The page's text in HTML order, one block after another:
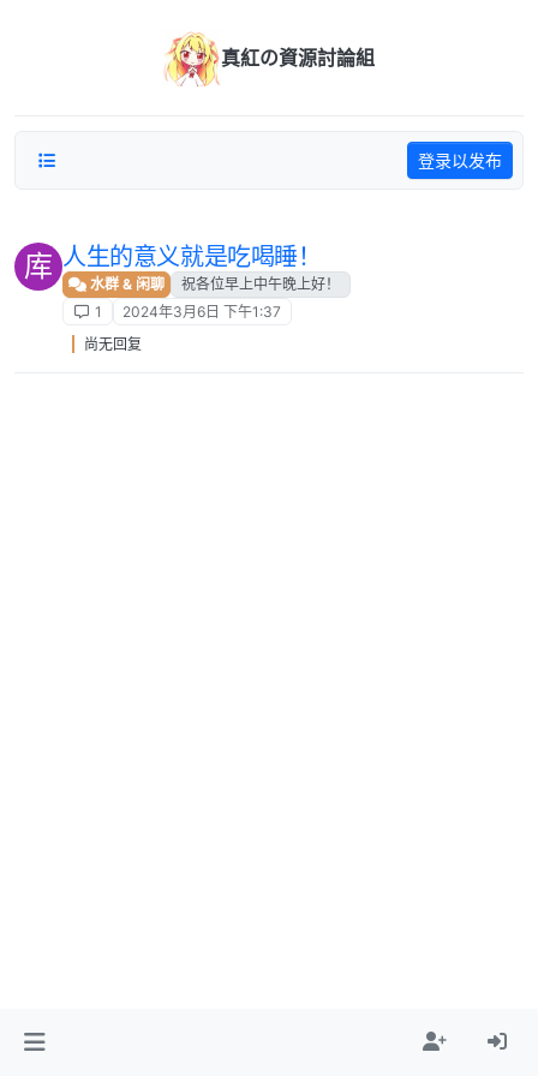
真紅の資源討論組
登录以发布
库 人生的意义就是吃喝睡！
水群 & 闲聊
祝各位早上中午晚上好！
1
2024年3月6日 下午1:37
尚无回复